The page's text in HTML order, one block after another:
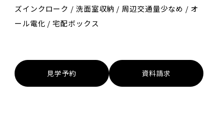
ズインクローク / 洗面室収納 / 周辺交通量少なめ / オ
ール電化 / 宅配ボックス
見学予約 資料請求